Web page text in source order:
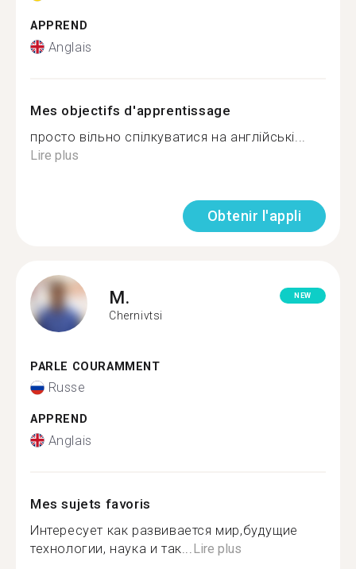
APPREND
Anglais
Mes objectifs d'apprentissage
просто вільно спілкуватися на англійські...
Lire plus
Obtenir l'appli
M.
Chernivtsi
NEW
PARLE COURAMMENT
Russe
APPREND
Anglais
Mes sujets favoris
Интересует как развивается мир,будущие
технологии, наука и так... Lire plus